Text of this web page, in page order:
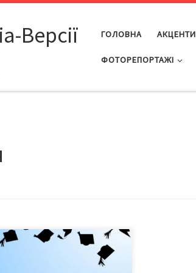
Версії ГОЛОВНА АКЦЕНТИ
ФОТОРЕПОРТАЖІ
170 студентів-бакалаврів
що здавали на комп’ютері